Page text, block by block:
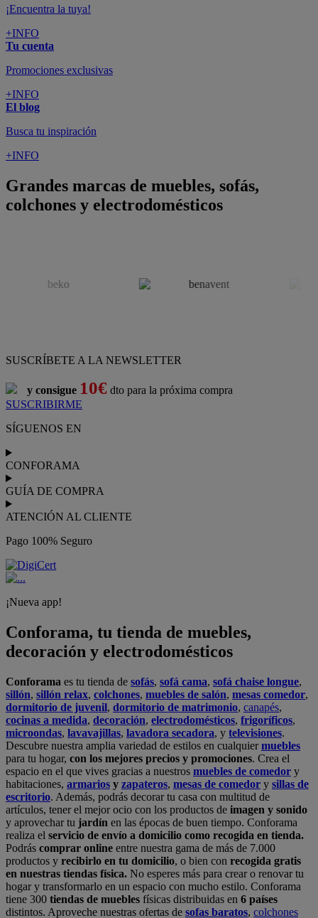
¡Encuentra la tuya!
+INFO
Tu cuenta
Promociones exclusivas
+INFO
El blog
Busca tu inspiración
+INFO
Grandes marcas de muebles, sofás,
colchones y electrodomésticos
SUSCRÍBETE A LA NEWSLETTER
y consigue 10€ dto para la próxima compra
SUSCRIBIRME
SÍGUENOS EN
CONFORAMA
GUÍA DE COMPRA
ATENCIÓN AL CLIENTE
Pago 100% Seguro
¡Nueva app!
Conforama, tu tienda de muebles,
decoración y electrodomésticos
Conforama es tu tienda de sofás, sofá cama, sofá chaise longue,
sillón, sillón relax, colchones, muebles de salón, mesas comedor,
dormitorio de juvenil, dormitorio de matrimonio, canapés,
cocinas a medida, decoración, electrodomésticos, frigoríficos,
microondas, lavavajillas, lavadora secadora, y televisiones.
Descubre nuestra amplia variedad de estilos en cualquiermuebles
para tu hogar, con los mejores precios y promociones. Crea el
espacio en el que vives gracias a nuestros muebles de comedor y
habitaciones, armarios y zapateros, mesas de comedor y sillas de
escritorio. Además, podrás decorar tu casa con multitud de
artículos, tener el mejor ocio con los productos de imagen y sonido
y aprovechar tu jardín en las épocas de buen tiempo. Conforama
realiza el servicio de envío a domicilio como recogida en tienda.
Podrás comprar online entre nuestra gama de más de 7.000
productos y recibirlo en tu domicilio, o bien con recogida gratis
en nuestras tiendas física. No esperes más para crear o renovar tu
hogar y transformarlo en un espacio con mucho estilo. Conforama
tiene 300 tiendas de muebles físicas distribuidas en 6 países
distintos. Aproveche nuestras ofertas de sofas baratos, colchones